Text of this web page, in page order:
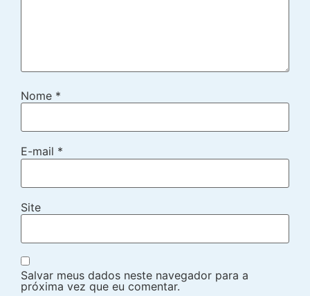
Nome *
E-mail *
Site
Salvar meus dados neste navegador para a
próxima vez que eu comentar.